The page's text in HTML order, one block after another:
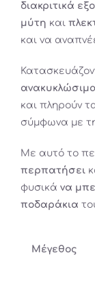
διακριτικά
μύτη και
και να
και πληρούν
σύμφωνα με
Με αυτό το
περπατήσει
φυσικά να
ποδαράκια
Μέγεθος